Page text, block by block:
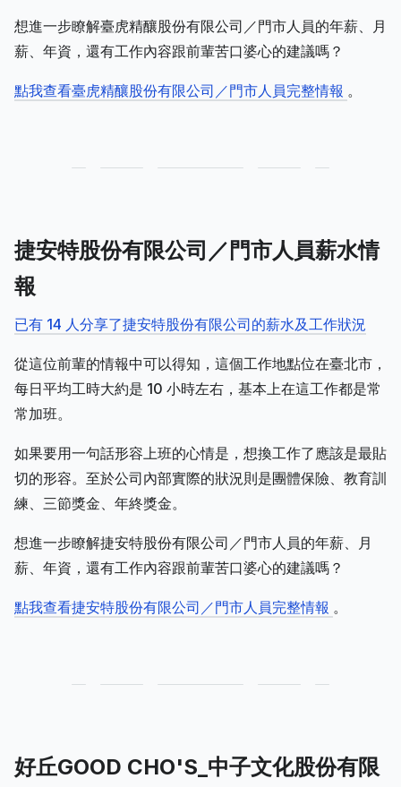
想進一步瞭解臺虎精釀股份有限公司／門市人員的年薪、月
薪、年資，還有工作內容跟前輩苦口婆心的建議嗎？
點我查看臺虎精釀股份有限公司／門市人員完整情報 。
捷安特股份有限公司／門市人員薪水情
報
已有 14 人分享了捷安特股份有限公司的薪水及工作狀況
從這位前輩的情報中可以得知，這個工作地點位在臺北市，
每日平均工時大約是 10 小時左右，基本上在這工作都是常
常加班。
如果要用一句話形容上班的心情是，想換工作了應該是最貼
切的形容。至於公司內部實際的狀況則是團體保險、教育訓
練、三節獎金、年終獎金。
想進一步瞭解捷安特股份有限公司／門市人員的年薪、月
薪、年資，還有工作內容跟前輩苦口婆心的建議嗎？
點我查看捷安特股份有限公司／門市人員完整情報 。
好丘GOOD CHO'S_中子文化股份有限